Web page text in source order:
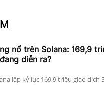
nổ trên Solana: 169,9
diễn ra?
lập kỷ lục 169,9 triệu giao dịch